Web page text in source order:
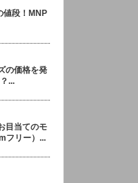
値段！MNP
の価格を発
...
目当てのモ
フリー）...